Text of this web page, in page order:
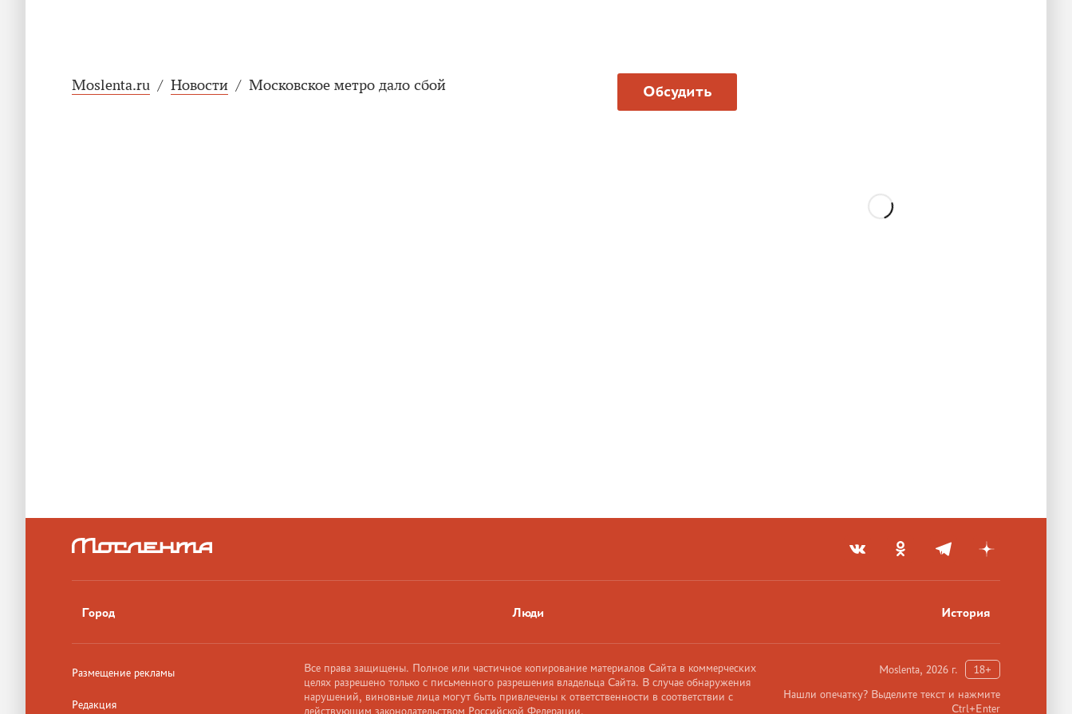
Обсудить
Moslenta.ru / Новости / Московское метро дало сбой
Город Люди История
Размещение рекламы
Редакция
Moslenta, 2026 г.
18+
Нашли опечатку? Выделите текст и нажмите
Ctrl+Enter
Все права защищены. Полное или частичное копирование материалов Сайта в коммерческих
целях разрешено только с письменного разрешения владельца Сайта. В случае обнаружения
нарушений, виновные лица могут быть привлечены к ответственности в соответствии с
действующим законодательством Российской Федерации.